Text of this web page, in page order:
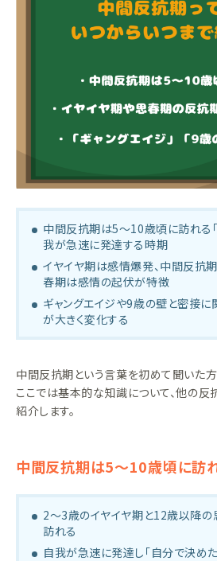
中間反抗期は5〜10歳頃に訪れる
我が急速に発達する時期
イヤイヤ期は感情爆発、中間反抗
春期は感情の起伏が特徴
ギャングエイジや9歳の壁と密接に
が大きく変化する
中間反抗期という言葉を初めて聞いた方
ここでは基本的な知識について、他の
紹介します。
中間反抗期は5〜10歳頃に訪れ
2〜3歳のイヤイヤ期と12歳以降
訪れる
自我が急速に発達し「自分で決め